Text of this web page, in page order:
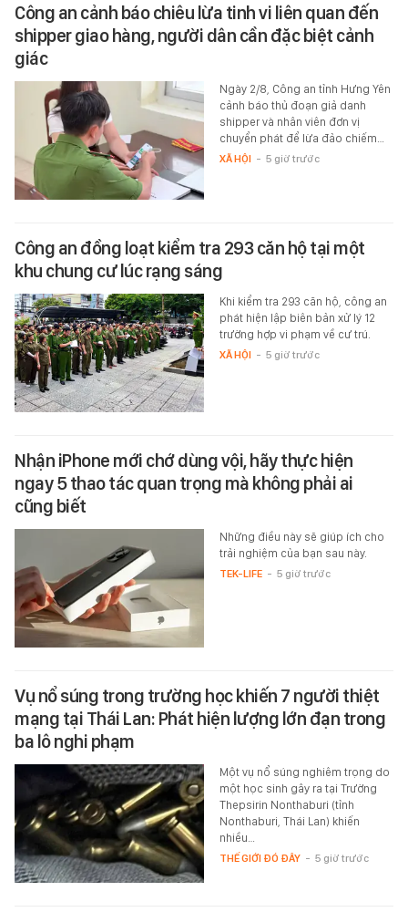
Công an cảnh báo chiêu lừa tinh vi liên quan đến
shipper giao hàng, người dân cần đặc biệt cảnh
giác
Ngày 2/8, Công an tỉnh Hưng Yên
cảnh báo thủ đoạn giả danh
shipper và nhân viên đơn vị
chuyển phát để lừa đảo chiếm…
XÃ HỘI - 5 giờ trước
Công an đồng loạt kiểm tra 293 căn hộ tại một
khu chung cư lúc rạng sáng
Khi kiểm tra 293 căn hộ, công an
phát hiện lập biên bản xử lý 12
trường hợp vi phạm về cư trú.
XÃ HỘI - 5 giờ trước
Nhận iPhone mới chớ dùng vội, hãy thực hiện
ngay 5 thao tác quan trọng mà không phải ai
cũng biết
Những điều này sẽ giúp ích cho
trải nghiệm của bạn sau này.
TEK-LIFE - 5 giờ trước
Vụ nổ súng trong trường học khiến 7 người thiệt
mạng tại Thái Lan: Phát hiện lượng lớn đạn trong
ba lô nghi phạm
Một vụ nổ súng nghiêm trọng do
một học sinh gây ra tại Trường
Thepsirin Nonthaburi (tỉnh
Nonthaburi, Thái Lan) khiến
nhiều…
THẾ GIỚI ĐÓ ĐÂY - 5 giờ trước